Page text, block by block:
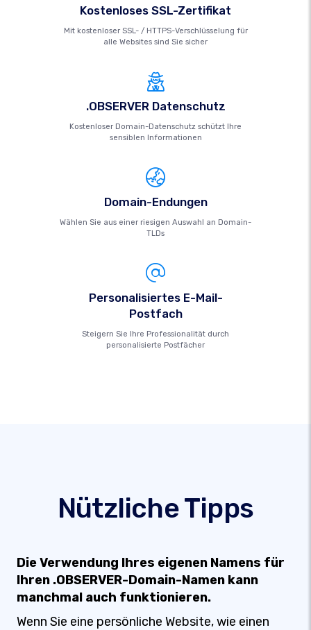
Kostenloses SSL-Zertifikat
Mit kostenloser SSL- / HTTPS-Verschlüsselung für
alle Websites sind Sie sicher
.OBSERVER Datenschutz
Kostenloser Domain-Datenschutz schützt Ihre
sensiblen Informationen
Domain-Endungen
Wählen Sie aus einer riesigen Auswahl an Domain-
TLDs
Personalisiertes E-Mail-
Postfach
Steigern Sie Ihre Professionalität durch
personalisierte Postfächer
Nützliche Tipps
Die Verwendung Ihres eigenen Namens für
Ihren .OBSERVER-Domain-Namen kann
manchmal auch funktionieren.
Wenn Sie eine persönliche Website, wie einen